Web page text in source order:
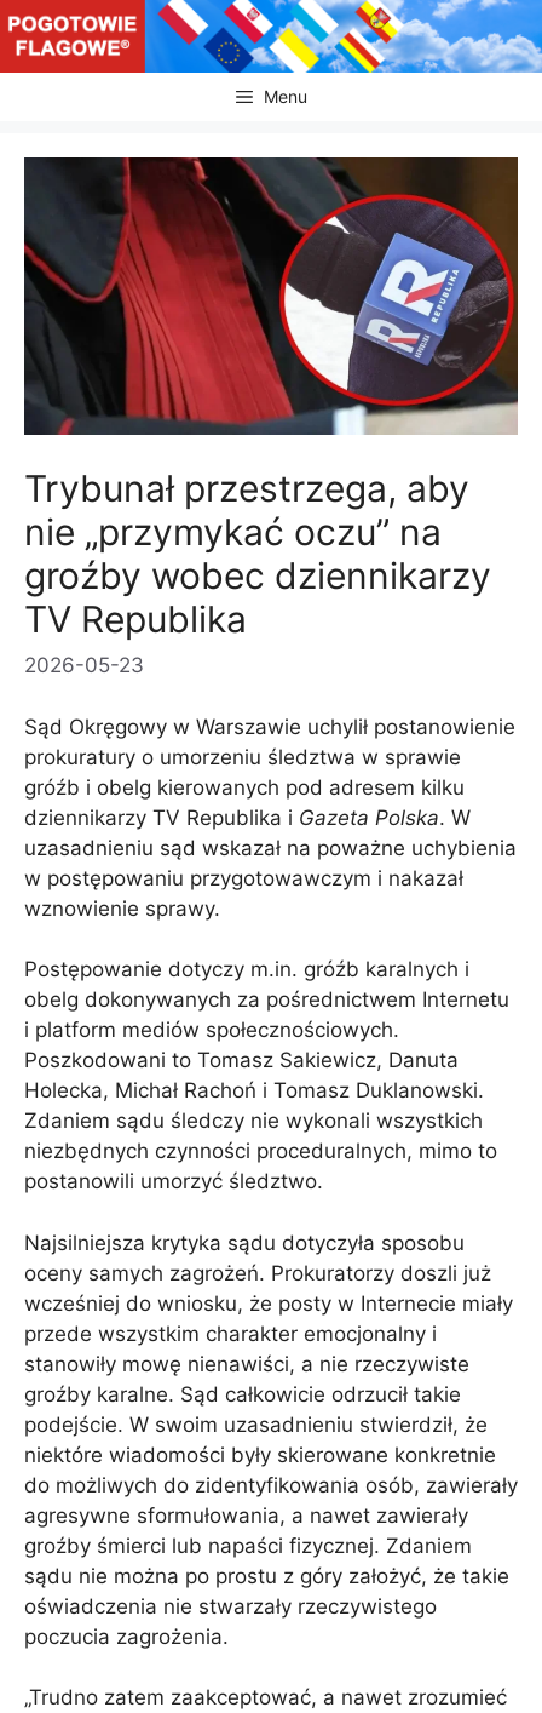
Przejdź
do
treści
Menu
Trybunał przestrzega, aby
nie „przymykać oczu” na
groźby wobec dziennikarzy
TV Republika
2026-05-23
Sąd Okręgowy w Warszawie uchylił postanowienie
prokuratury o umorzeniu śledztwa w sprawie
gróźb i obelg kierowanych pod adresem kilku
dziennikarzy TV Republika i Gazeta Polska. W
uzasadnieniu sąd wskazał na poważne uchybienia
w postępowaniu przygotowawczym i nakazał
wznowienie sprawy.
Postępowanie dotyczy m.in. gróźb karalnych i
obelg dokonywanych za pośrednictwem Internetu
i platform mediów społecznościowych.
Poszkodowani to Tomasz Sakiewicz, Danuta
Holecka, Michał Rachoń i Tomasz Duklanowski.
Zdaniem sądu śledczy nie wykonali wszystkich
niezbędnych czynności proceduralnych, mimo to
postanowili umorzyć śledztwo.
Najsilniejsza krytyka sądu dotyczyła sposobu
oceny samych zagrożeń. Prokuratorzy doszli już
wcześniej do wniosku, że posty w Internecie miały
przede wszystkim charakter emocjonalny i
stanowiły mowę nienawiści, a nie rzeczywiste
groźby karalne. Sąd całkowicie odrzucił takie
podejście. W swoim uzasadnieniu stwierdził, że
niektóre wiadomości były skierowane konkretnie
do możliwych do zidentyfikowania osób, zawierały
agresywne sformułowania, a nawet zawierały
groźby śmierci lub napaści fizycznej. Zdaniem
sądu nie można po prostu z góry założyć, że takie
oświadczenia nie stwarzały rzeczywistego
poczucia zagrożenia.
„Trudno zatem zaakceptować, a nawet zrozumieć